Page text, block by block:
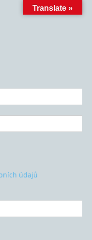
údajů
Translate »